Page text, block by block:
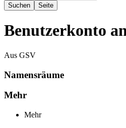
Benutzerkonto
Aus GSV
Namensräume
Mehr
Mehr